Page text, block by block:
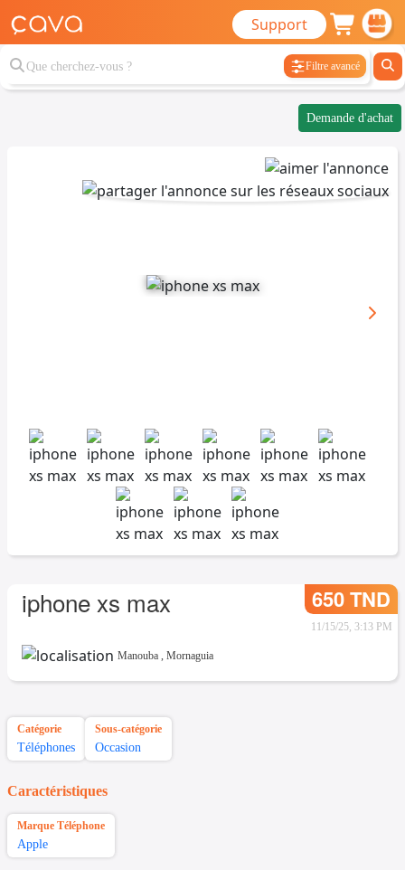
Support
Filtre avancé
Demande d'achat
iphone xs max 650 TND
11/15/25, 3:13 PM
Manouba , Mornaguia
Catégorie
Téléphones
Sous-catégorie
Occasion
Caractéristiques
Marque Téléphone
Apple